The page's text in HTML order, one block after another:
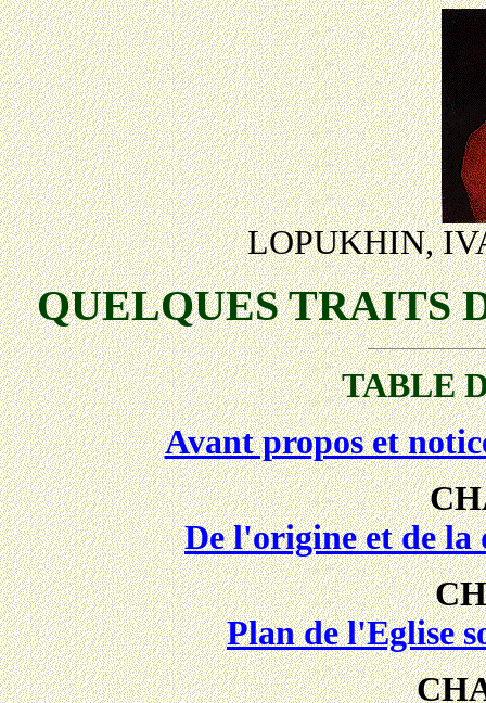
LOPUKHIN,
QUELQUES TRAITS
TABLE
Avant propos et
De l'origine et de la
Plan de l'Eglise